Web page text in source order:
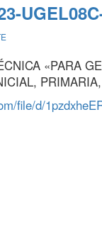
«PARA
file/d/